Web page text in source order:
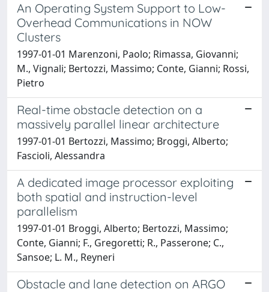
An Operating System Support to Low-
Overhead Communications in NOW
Clusters
1997-01-01 Marenzoni, Paolo; Rimassa, Giovanni;
M., Vignali; Bertozzi, Massimo; Conte, Gianni; Rossi,
Pietro
Real-time obstacle detection on a
massively parallel linear architecture
1997-01-01 Bertozzi, Massimo; Broggi, Alberto;
Fascioli, Alessandra
A dedicated image processor exploiting
both spatial and instruction-level
parallelism
1997-01-01 Broggi, Alberto; Bertozzi, Massimo;
Conte, Gianni; F., Gregoretti; R., Passerone; C.,
Sansoe; L. M., Reyneri
Obstacle and lane detection on ARGO